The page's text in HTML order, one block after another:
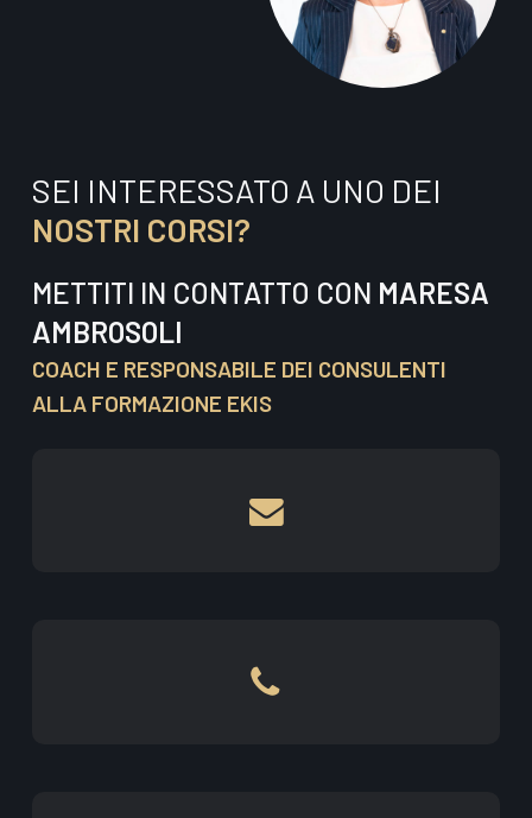
SEI INTERESSATO A UNO DEI
NOSTRI CORSI?
METTITI IN CONTATTO CON MARESA
AMBROSOLI
COACH E RESPONSABILE DEI CONSULENTI
ALLA FORMAZIONE EKIS